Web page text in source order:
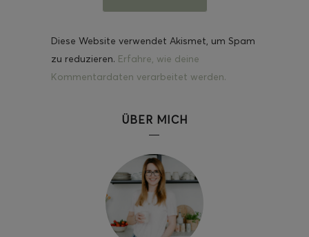
Diese Website verwendet Akismet, um Spam
zu reduzieren. Erfahre, wie deine
Kommentardaten verarbeitet werden.
ÜBER MICH